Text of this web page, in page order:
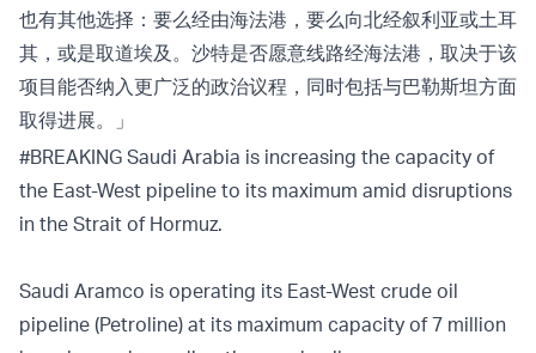
也有其他选择：要么经由海法港，要么向北经叙利亚或土耳
其，或是取道埃及。沙特是否愿意线路经海法港，取决于该
项目能否纳入更广泛的政治议程，同时包括与巴勒斯坦方面
取得进展。」
#BREAKING Saudi Arabia is increasing the capacity of
the East-West pipeline to its maximum amid disruptions
in the Strait of Hormuz.
Saudi Aramco is operating its East-West crude oil
pipeline (Petroline) at its maximum capacity of 7 million